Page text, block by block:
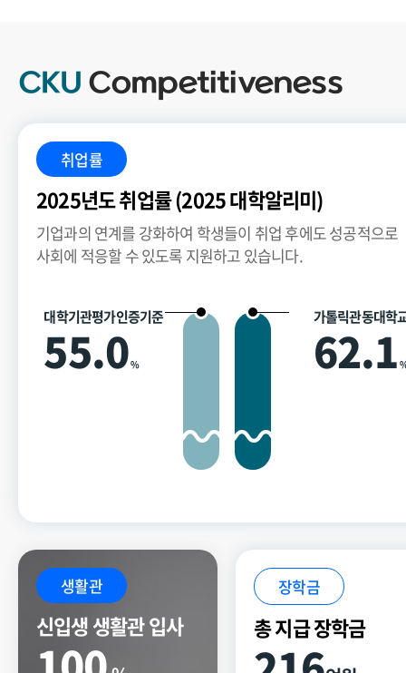
CKU Competitiveness
취업률
2025년도 취업률 (2025 대학알리미)
기업과의 연계를 강화하여 학생들이 취업 후에도 성공적으로
사회에 적응할 수 있도록 지원하고 있습니다.
대학기관평가인증기준
55.0%
가톨릭관동대학
62.1
생활관
신입생 생활관 입사
장학금
총 지급 장학금